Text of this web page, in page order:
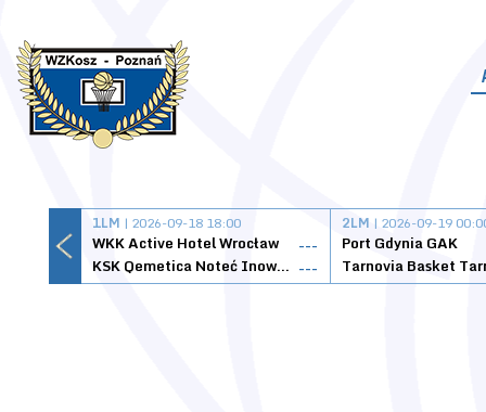
1LM | 2026-09-18 18:00
WKK Active Hotel Wrocław
---
KSK Qemetica Noteć Inowrocław ---
2LM | 2026-09-19
Port Gdynia GAK